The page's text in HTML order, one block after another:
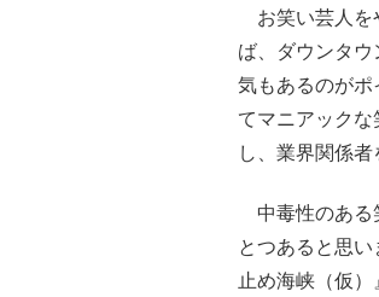
お笑い芸人を
ば、ダウンタ
気もあるのがポ
てマニアック
し、業界関係者
中毒性のある
とつあると思
止め海峡（仮）